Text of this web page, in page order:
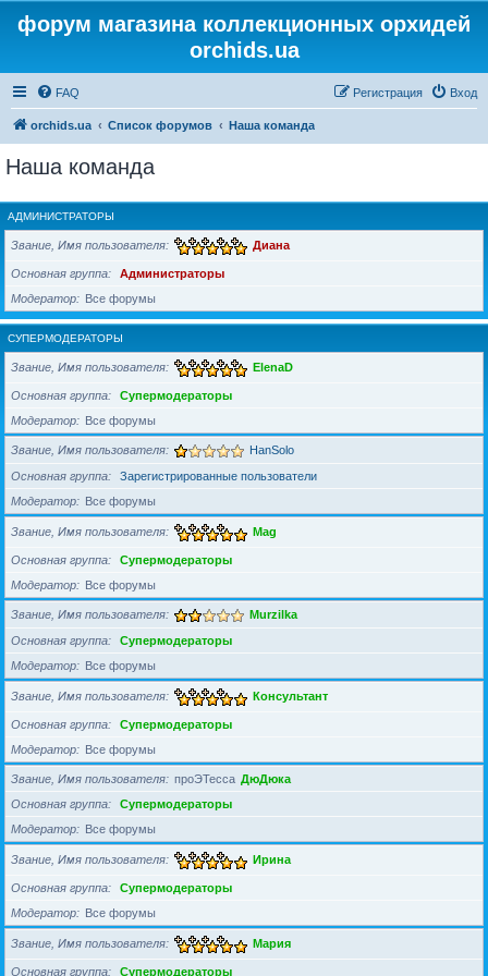
форум магазина коллекционных орхидей
orchids.ua
FAQ Вход
Регистрация
orchids.ua Список форумов Наша команда
Наша команда
АДМИНИСТРАТОРЫ
Звание, Имя пользователя Диана
Основная группа
Администраторы
Модератор
Все форумы
СУПЕРМОДЕРАТОРЫ
Звание, Имя пользователя ElenaD
Основная группа
Супермодераторы
Модератор
Все форумы
Звание, Имя пользователя HanSolo
Основная группа
Зарегистрированные пользователи
Модератор
Все форумы
Звание, Имя пользователя Mag
Основная группа
Супермодераторы
Модератор
Все форумы
Звание, Имя пользователя Murzilka
Основная группа
Супермодераторы
Модератор
Все форумы
Звание, Имя пользователя Консультант
Основная группа
Супермодераторы
Модератор
Все форумы
Звание, Имя пользователя проЭТесса ДюДюка
Основная группа
Супермодераторы
Модератор
Все форумы
Звание, Имя пользователя Ирина
Основная группа
Супермодераторы
Модератор
Все форумы
Звание, Имя пользователя Мария
Основная группа Супермодераторы